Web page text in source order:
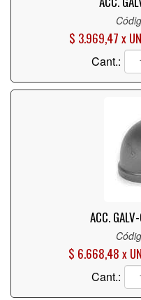
$ 3.969,47 x
Cant.:
ACC.
$ 6.668,48 x
Cant.: